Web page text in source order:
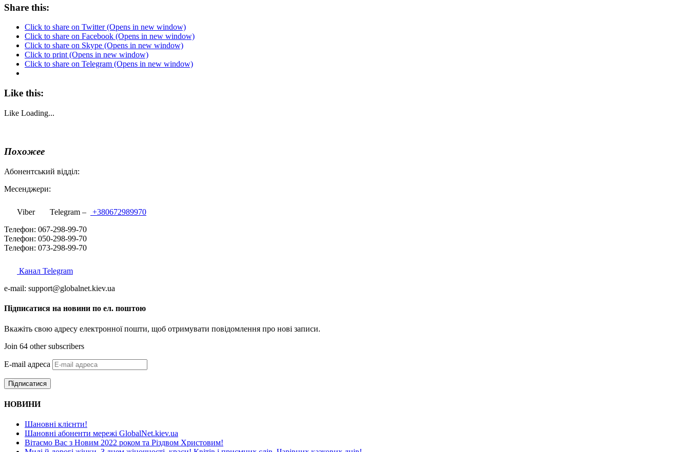
Share this:
Click to share on Twitter (Opens in new window)
Click to share on Facebook (Opens in new window)
Click to share on Skype (Opens in new window)
Click to print (Opens in new window)
Click to share on Telegram (Opens in new window)
Like this:
Like Loading...
Похожее
Абонентський відділ:
Месенджери:
Viber Telegram –
+380672989970
Телефон: 067-298-99-70
Телефон: 050-298-99-70
Телефон: 073-298-99-70
Канал Telegram
e-mail: support@globalnet.kiev.ua
Підписатися на новини по ел. поштою
Вкажіть свою адресу електронної пошти, щоб отримувати повідомлення про нові записи.
Join 64 other subscribers
E-mail адреса
Підписатися
НОВИНИ
Шановні клієнти!
Шановні абоненти мережі GlobalNet.kiev.ua
Вітаємо Вас з Новим 2022 роком та Різдвом Христовим!